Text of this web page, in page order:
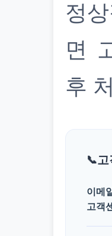
정
면
후
고
이메
고객